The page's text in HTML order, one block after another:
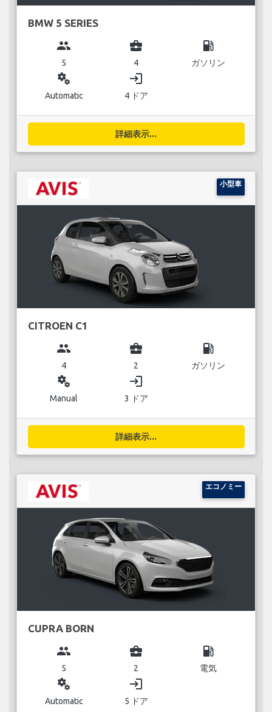
BMW 5 SERIES
group
5
business_center
4
local_gas_station
ガソリン
miscellaneous_services
Automatic
login
4 ドア
詳細表示...
小型車
CITROEN C1
group
4
business_center
2
local_gas_station
ガソリン
miscellaneous_services
Manual
login
3 ドア
詳細表示...
エコノミー
CUPRA BORN
group
5
business_center
2
local_gas_station
電気
miscellaneous_services
Automatic
login
5 ドア